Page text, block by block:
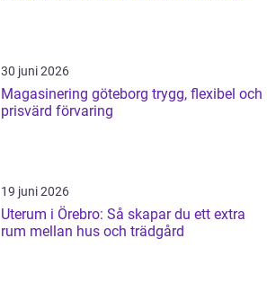
30 juni 2026
Magasinering göteborg trygg, flexibel och
prisvärd förvaring
19 juni 2026
Uterum i Örebro: Så skapar du ett extra
rum mellan hus och trädgård